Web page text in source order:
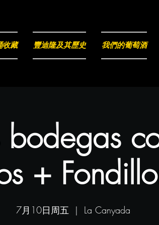
bodegas
+
7月10日周五
  |
La Canyada
收藏 豐迪隆及其歷史 我們的葡萄酒